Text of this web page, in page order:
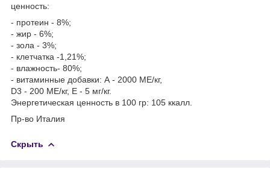
ценность:
- протеин - 8%;
- жир - 6%;
- зола - 3%;
- клетчатка -1,21%;
- влажность- 80%;
- витаминные добавки: А - 2000 МЕ/кг,
D3 - 200 МЕ/кг, Е - 5 мг/кг.
Энергетическая ценность в 100 гр: 105 ккалл.
Пр-во Италия
Скрыть